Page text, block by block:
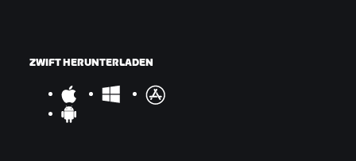
ZWIFT HERUNTERLADEN